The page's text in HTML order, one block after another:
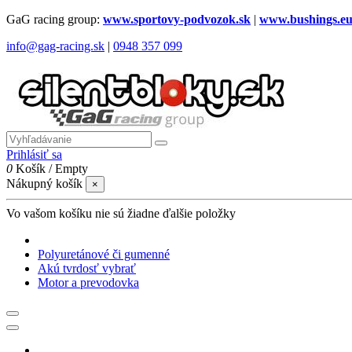
GaG racing group: www.sportovy-podvozok.sk | www.bushings.eu
info@gag-racing.sk | 0948 357 099
Prihlásiť sa
0 Košík /Empty
Nákupný košík
×
Vo vašom košíku nie sú žiadne ďalšie položky
Polyuretánové či gumenné
Akú tvrdosť vybrať
Motor a prevodovka